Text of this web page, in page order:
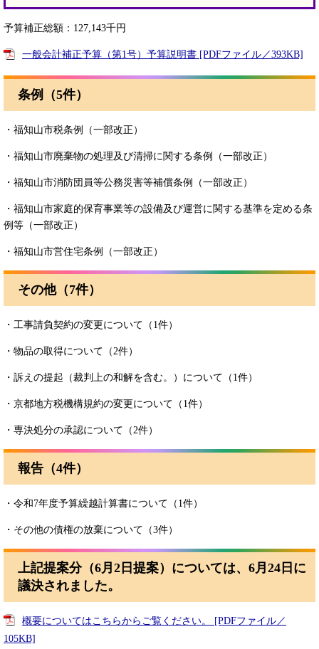
予算補正総額：127,143千円
一般会計補正予算（第1号）予算説明書 [PDFファイル／393KB]
条例（5件）
・福知山市税条例（一部改正）
・福知山市廃棄物の処理及び清掃に関する条例（一部改正）
・福知山市消防団員等公務災害等補償条例（一部改正）
・福知山市家庭的保育事業等の設備及び運営に関する基準を定める条
例等（一部改正）
・福知山市営住宅条例（一部改正）
その他（7件）
・工事請負契約の変更について（1件）
・物品の取得について（2件）
・訴えの提起（裁判上の和解を含む。）について（1件）
・京都地方税機構規約の変更について（1件）
・専決処分の承認について（2件）
報告（4件）
・令和7年度予算繰越計算書について（1件）
・その他の債権の放棄について（3件）
上記提案分（6月2日提案）については、6月24日に
議決されました。
概要についてはこちらからご覧ください。 [PDFファイル／
105KB]